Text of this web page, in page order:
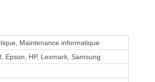
Maintenance informatique
Epson, HP, Lexmark, Samsung